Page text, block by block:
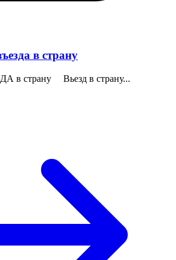
в страну
в страну Вьезд в страну...